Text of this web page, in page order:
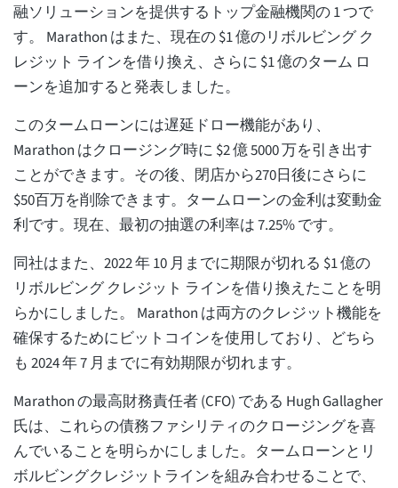
融ソリューションを提供するトップ金融機関の 1 つで
す。 Marathon はまた、現在の $1 億のリボルビング ク
レジット ラインを借り換え、さらに $1 億のターム ロ
ーンを追加すると発表しました。
このタームローンには遅延ドロー機能があり、
Marathon はクロージング時に $2 億 5000 万を引き出す
ことができます。その後、閉店から270日後にさらに
$50百万を削除できます。タームローンの金利は変動金
利です。現在、最初の抽選の利率は 7.25% です。
同社はまた、2022 年 10 月までに期限が切れる $1 億の
リボルビング クレジット ラインを借り換えたことを明
らかにしました。 Marathon は両方のクレジット機能を
確保するためにビットコインを使用しており、どちら
も 2024 年 7 月までに有効期限が切れます。
Marathon の最高財務責任者 (CFO) である Hugh Gallagher
氏は、これらの債務ファシリティのクロージングを喜
んでいることを明らかにしました。タームローンとリ
ボルビングクレジットラインを組み合わせることで、